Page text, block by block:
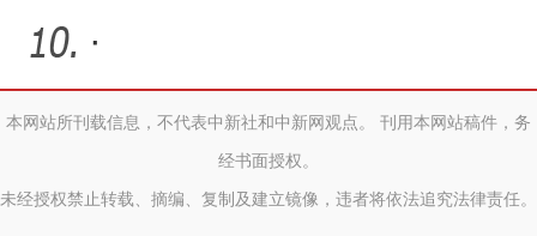
·
本网站所刊载信息，不代表中新社和中新网观点。 刊用本网站稿件，务
经书面授权。
未经授权禁止转载、摘编、复制及建立镜像，违者将依法追究法律责任。